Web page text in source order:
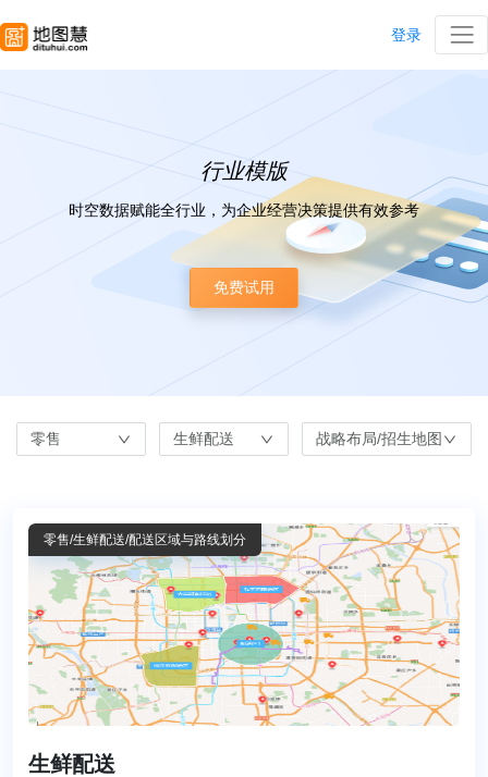
登录
行业模版
时空数据赋能全行业，为企业经营决策提供有效参考
免费试用
零售 生鲜配送 战略布局/招生地图
零售/生鲜配送/配送区域与路线划分
生鲜配送